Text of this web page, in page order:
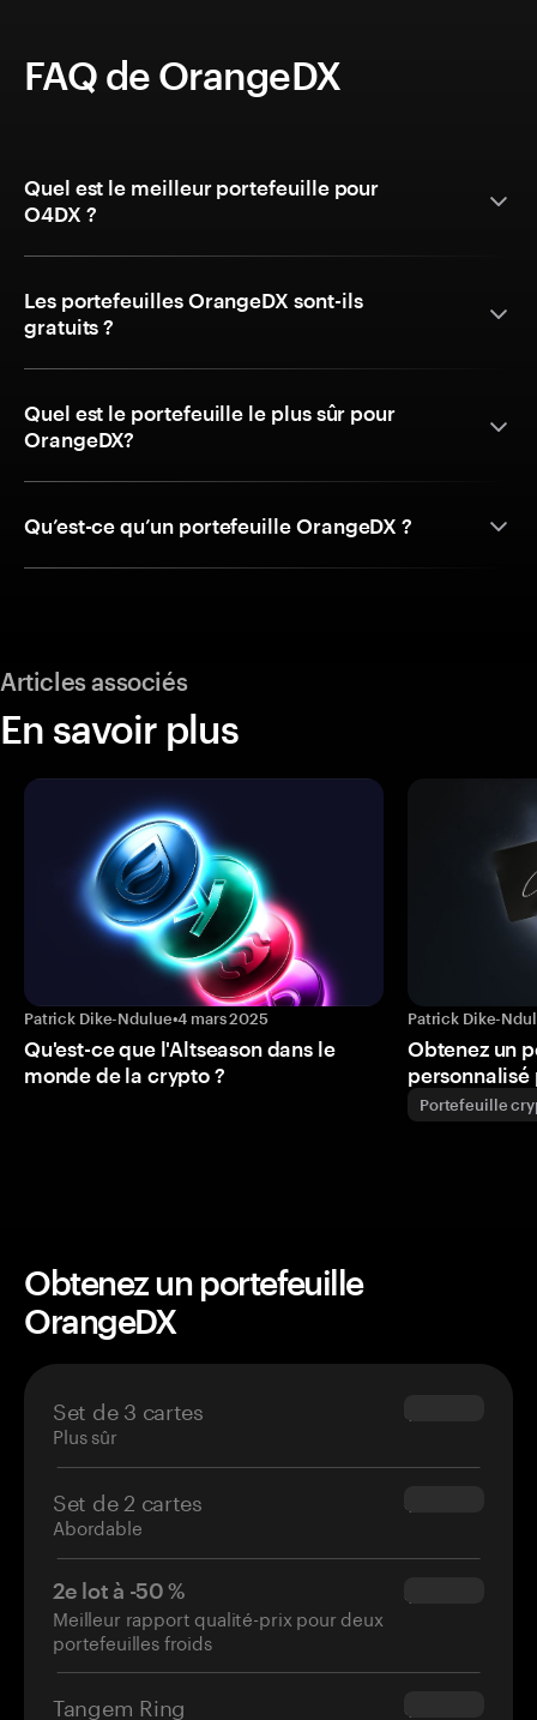
FAQ de OrangeDX
Quel est le meilleur portefeuille pour
O4DX ?
Les portefeuilles OrangeDX sont-ils
gratuits ?
Quel est le portefeuille le plus sûr pour
OrangeDX?
Qu’est-ce qu’un portefeuille OrangeDX ?
Articles associés
En savoir plus
Patrick Dike-Ndulue•4 mars 2025
Qu'est-ce que l'Altseason dans le
monde de la crypto ?
Patrick Dike-
Obtenez un
personnalisé
Portefeuille
Obtenez un portefeuille
OrangeDX
Set de 3 cartes
Plus sûr
$69.90
Set de 2 cartes
Abordable
$54.90
2e lot à -50 %
Meilleur rapport qualité-prix pour deux
portefeuilles froids
$34.95
Tangem Ring $160.00